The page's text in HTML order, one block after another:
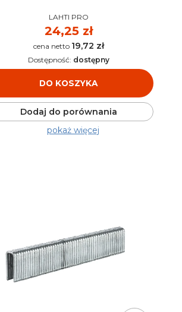
PRODUCENT
LAHTI PRO
Cena
24,25 zł
Cena 19,72 zł
DO KOSZYKA
Dostępność: dostępny
Dodaj do porównania
pokaż więcej